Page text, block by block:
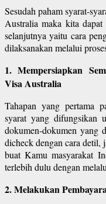
Sesudah paham syarat-
Australia maka kita
selanjutnya yaitu cara
dilaksanakan melalui
1. Mempersiapkan
Visa Australia
Tahapan yang pertama
syarat yang difungsikan
dokumen-dokumen yang
dicheck dengan cara detil,
buat Kamu masyarakat
terlebih dulu dengan
2. Melakukan